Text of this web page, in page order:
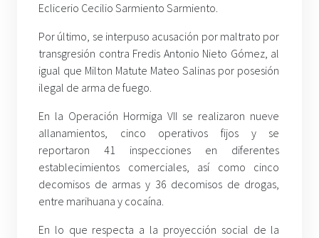
Eclicerio Cecilio Sarmiento Sarmiento.
Por último, se interpuso acusación por maltrato por
transgresión contra Fredis Antonio Nieto Gómez, al
igual que Milton Matute Mateo Salinas por posesión
ilegal de arma de fuego.
En la Operación Hormiga VII se realizaron nueve
allanamientos, cinco operativos fijos y se
reportaron 41 inspecciones en diferentes
establecimientos comerciales, así como cinco
decomisos de armas y 36 decomisos de drogas,
entre marihuana y cocaína.
En lo que respecta a la proyección social de la